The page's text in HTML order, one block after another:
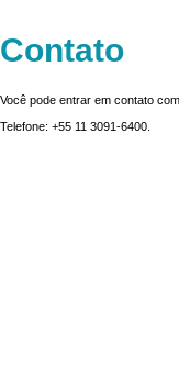
Contato
Você pode entrar em contato
Telefone: +55 11 3091-6400.